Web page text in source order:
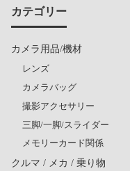
カテゴリー
カメラ用品/機材
レンズ
カメラバッグ
撮影アクセサリー
三脚/一脚/スライダー
メモリーカード関係
クルマ / メカ / 乗り物